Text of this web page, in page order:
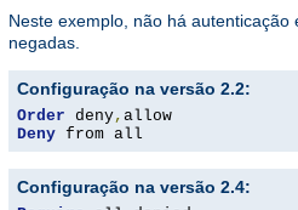
Neste exemplo, não há autenticação
negadas.
Configuração na versão 2.2:
Order deny,
Deny from all
Configuração na versão 2.4: